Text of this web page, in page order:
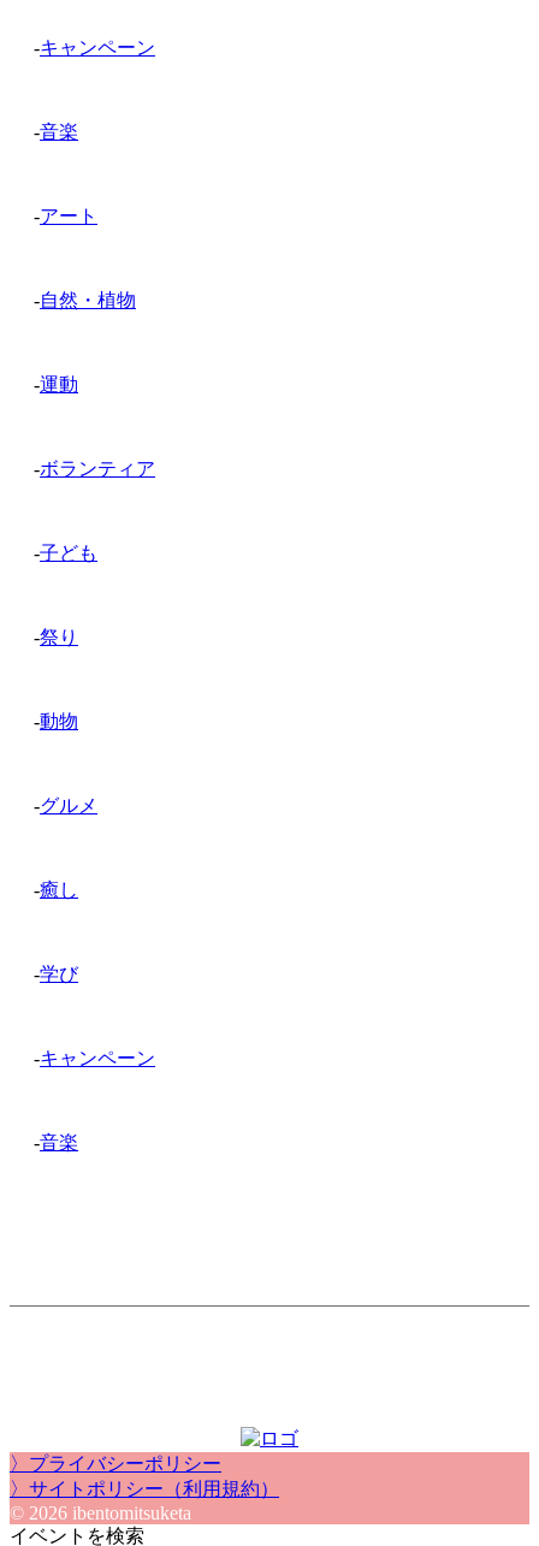
-キャンペーン
-音楽
-アート
-自然・植物
-運動
-ボランティア
-子ども
-祭り
-動物
-グルメ
-癒し
-学び
-キャンペーン
-音楽
〉プライバシーポリシー
〉サイトポリシー（利用規約）
© 2026 ibentomitsuketa
イベントを検索